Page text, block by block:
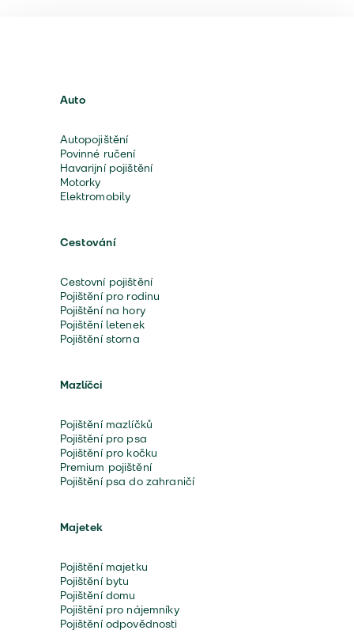
Auto
Autopojištění
Povinné ručení
Havarijní pojištění
Motorky
Elektromobily
Cestování
Cestovní pojištění
Pojištění pro rodinu
Pojištění na hory
Pojištění letenek
Pojištění storna
Mazlíčci
Pojištění mazlíčků
Pojištění pro psa
Pojištění pro kočku
Premium pojištění
Pojištění psa do zahraničí
Majetek
Pojištění majetku
Pojištění bytu
Pojištění domu
Pojištění pro nájemníky
Pojištění odpovědnosti